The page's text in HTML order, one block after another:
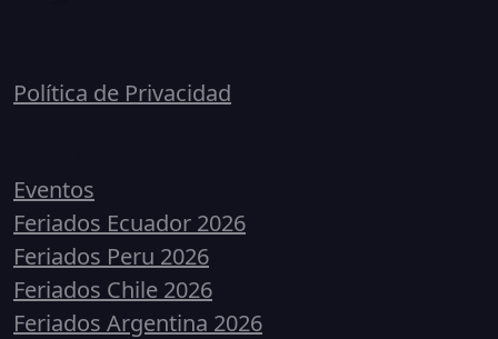
Política de Privacidad
Eventos
Feriados Ecuador 2026
Feriados Peru 2026
Feriados Chile 2026
Feriados Argentina 2026